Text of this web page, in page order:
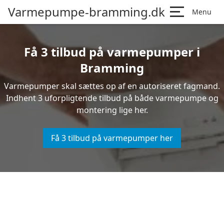
Varmepumpe-bramming.dk Menu
Få 3 tilbud på varmepumper i
Bramming
Varmepumper skal sættes op af en autoriseret fagmand.
Indhent 3 uforpligtende tilbud på både varmepumpe og
montering lige her.
Få 3 tilbud på varmepumper her